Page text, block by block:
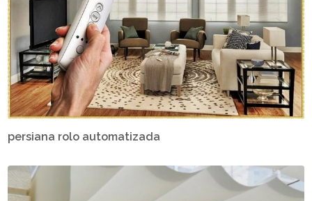
persiana rolo automatizada